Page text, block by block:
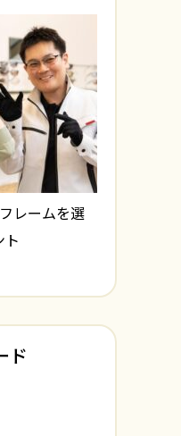
レームを選
ド